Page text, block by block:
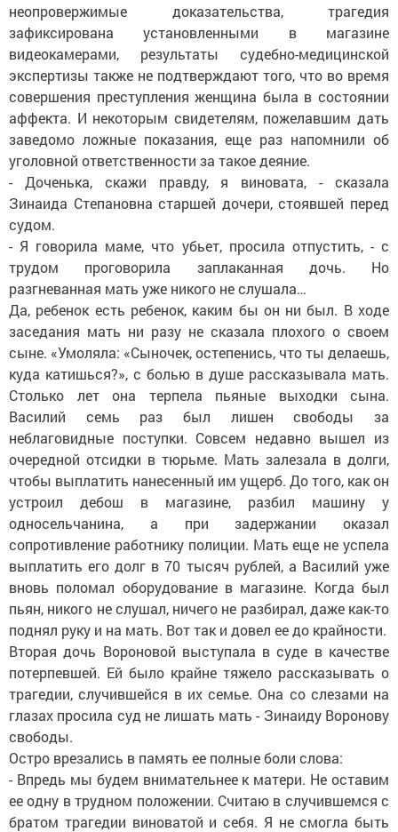
неопровержимые доказательства, трагедия
зафиксирована установленными в магазине
видеокамерами, результаты судебно-медицинской
экспертизы также не подтверждают того, что во время
совершения преступления женщина была в состоянии
аффекта. И некоторым свидетелям, пожелавшим дать
заведомо ложные показания, еще раз напомнили об
уголовной ответственности за такое деяние.
- Доченька, скажи правду, я виновата, - сказала
Зинаида Степановна старшей дочери, стоявшей перед
судом.
- Я говорила маме, что убьет, просила отпустить, - с
трудом проговорила заплаканная дочь. Но
разгневанная мать уже никого не слушала…
Да, ребенок есть ребенок, каким бы он ни был. В ходе
заседания мать ни разу не сказала плохого о своем
сыне. «Умоляла: «Сыночек, остепенись, что ты делаешь,
куда катишься?», с болью в душе рассказывала мать.
Столько лет она терпела пьяные выходки сына.
Василий семь раз был лишен свободы за
неблаговидные поступки. Совсем недавно вышел из
очередной отсидки в тюрьме. Мать залезала в долги,
чтобы выплатить нанесенный им ущерб. До того, как он
устроил дебош в магазине, разбил машину у
односельчанина, а при задержании оказал
сопротивление работнику полиции. Мать еще не успела
выплатить его долг в 70 тысяч рублей, а Василий уже
вновь поломал оборудование в магазине. Когда был
пьян, никого не слушал, ничего не разбирал, даже как-то
поднял руку и на мать. Вот так и довел ее до крайности.
Вторая дочь Вороновой выступала в суде в качестве
потерпевшей. Ей было крайне тяжело рассказывать о
трагедии, случившейся в их семье. Она со слезами на
глазах просила суд не лишать мать - Зинаиду Воронову
свободы.
Остро врезались в память ее полные боли слова:
- Впредь мы будем внимательнее к матери. Не оставим
ее одну в трудном положении. Считаю в случившемся с
братом трагедии виноватой и себя. Я не смогла быть